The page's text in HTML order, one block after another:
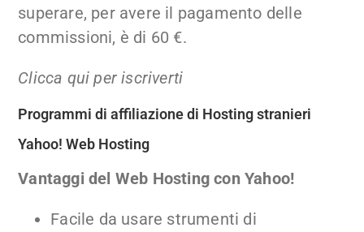
superare, per avere il pagamento delle
commissioni, è di 60 €.
Clicca qui per iscriverti
Programmi di affiliazione di Hosting stranieri
Yahoo! Web Hosting
Vantaggi del Web Hosting con Yahoo!
Facile da usare strumenti di